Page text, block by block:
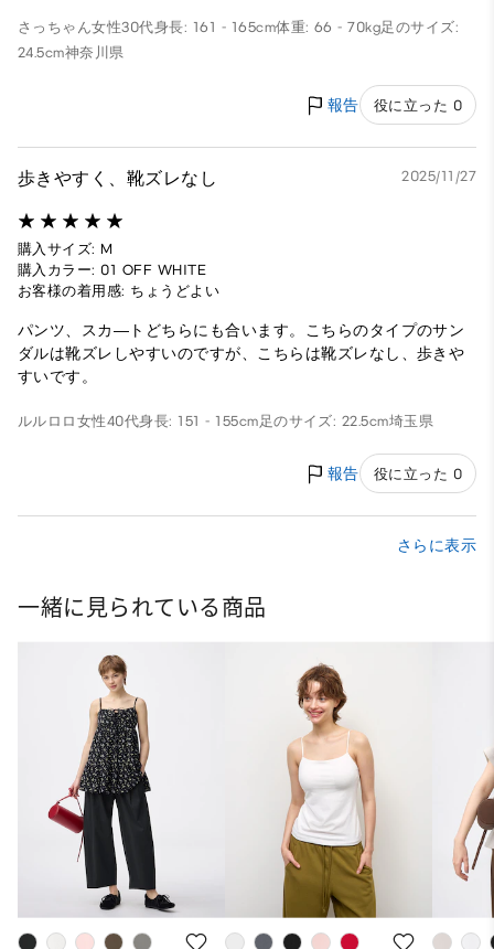
さっちゃん女性30代身長: 161 - 165cm体重: 66 - 70kg足のサイズ:
24.5cm神奈川県
報告 役に立った 0
歩きやすく、靴ズレなし 2025/11/27
購入サイズ: M
購入カラー: 01 OFF WHITE
お客様の着用感: ちょうどよい
パンツ、スカ―トどちらにも合います。こちらのタイプのサン
ダルは靴ズレしやすいのですが、こちらは靴ズレなし、歩きや
すいです。
ルルロロ 女性40代身長: 151 - 155cm足のサイズ: 22.5cm埼玉県
報告 役に立った 0
さらに表示
一緒に見られている商品